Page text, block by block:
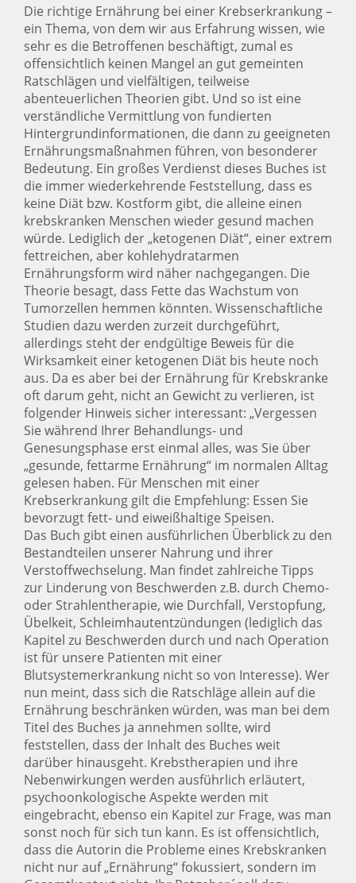
Die richtige Ernährung bei einer Krebserkrankung –
ein Thema, von dem wir aus Erfahrung wissen, wie
sehr es die Betroffenen beschäftigt, zumal es
offensichtlich keinen Mangel an gut gemeinten
Ratschlägen und vielfältigen, teilweise
abenteuerlichen Theorien gibt. Und so ist eine
verständliche Vermittlung von fundierten
Hintergrundinformationen, die dann zu geeigneten
Ernährungsmaßnahmen führen, von besonderer
Bedeutung. Ein großes Verdienst dieses Buches ist
die immer wiederkehrende Feststellung, dass es
keine Diät bzw. Kostform gibt, die alleine einen
krebskranken Menschen wieder gesund machen
würde. Lediglich der „ketogenen Diät“, einer extrem
fettreichen, aber kohlehydratarmen
Ernährungsform wird näher nachgegangen. Die
Theorie besagt, dass Fette das Wachstum von
Tumorzellen hemmen könnten. Wissenschaftliche
Studien dazu werden zurzeit durchgeführt,
allerdings steht der endgültige Beweis für die
Wirksamkeit einer ketogenen Diät bis heute noch
aus. Da es aber bei der Ernährung für Krebskranke
oft darum geht, nicht an Gewicht zu verlieren, ist
folgender Hinweis sicher interessant: „Vergessen
Sie während Ihrer Behandlungs- und
Genesungsphase erst einmal alles, was Sie über
„gesunde, fettarme Ernährung“ im normalen Alltag
gelesen haben. Für Menschen mit einer
Krebserkrankung gilt die Empfehlung: Essen Sie
bevorzugt fett- und eiweißhaltige Speisen.
Das Buch gibt einen ausführlichen Überblick zu den
Bestandteilen unserer Nahrung und ihrer
Verstoffwechselung. Man findet zahlreiche Tipps
zur Linderung von Beschwerden z.B. durch Chemo-
oder Strahlentherapie, wie Durchfall, Verstopfung,
Übelkeit, Schleimhautentzündungen (lediglich das
Kapitel zu Beschwerden durch und nach Operation
ist für unsere Patienten mit einer
Blutsystemerkrankung nicht so von Interesse). Wer
nun meint, dass sich die Ratschläge allein auf die
Ernährung beschränken würden, was man bei dem
Titel des Buches ja annehmen sollte, wird
feststellen, dass der Inhalt des Buches weit
darüber hinausgeht. Krebstherapien und ihre
Nebenwirkungen werden ausführlich erläutert,
psychoonkologische Aspekte werden mit
eingebracht, ebenso ein Kapitel zur Frage, was man
sonst noch für sich tun kann. Es ist offensichtlich,
dass die Autorin die Probleme eines Krebskranken
nicht nur auf „Ernährung“ fokussiert, sondern im